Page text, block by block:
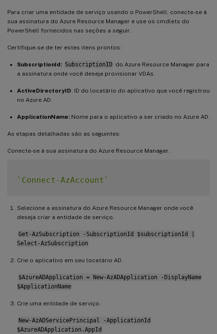
Para criar uma entidade de serviço usando o PowerShell, conecte-se à
sua assinatura do Azure Resource Manager e use os cmdlets do
PowerShell fornecidos nas seções a seguir.
Certifique-se de ter estes itens prontos:
SubscriptionId: SubscriptionID do Azure Resource Manager para
a assinatura onde você deseja provisionar VDAs.
ActiveDirectoryID: ID do locatário do aplicativo que você registrou
no Azure AD.
ApplicationName: Nome para o aplicativo a ser criado no Azure AD.
As etapas detalhadas são as seguintes:
Conecte-se à sua assinatura do Azure Resource Manager.
` Connect-AzAccount `
Selecione a assinatura do Azure Resource Manager onde você
deseja criar a entidade de serviço.
Get-AzSubscription -SubscriptionId $subscriptionId |
Select-AzSubscription
Crie o aplicativo em seu locatário AD.
$AzureADApplication = New-AzADApplication -DisplayName
$ApplicationName
Crie uma entidade de serviço.
New-AzADServicePrincipal -ApplicationId
$AzureADApplication.AppId